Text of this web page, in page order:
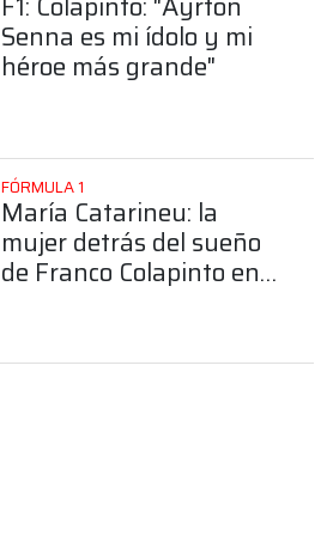
Senna es mi ídolo y mi
héroe más grande"
FÓRMULA 1
María Catarineu: la
mujer detrás del sueño
de Franco Colapinto en